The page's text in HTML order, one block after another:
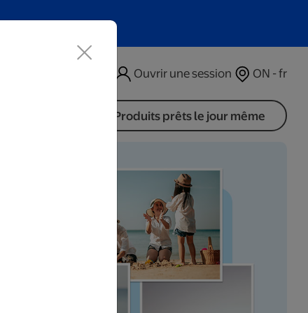
Ouvrir une session ON - fr
Produits prêts le jour même